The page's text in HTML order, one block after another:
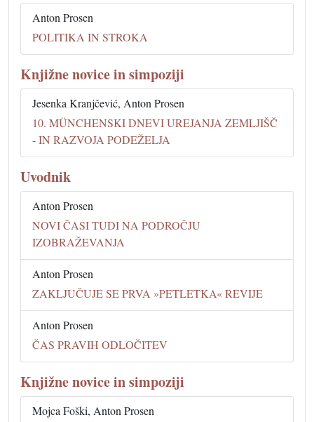
Anton Prosen
POLITIKA IN STROKA
Knjižne novice in simpoziji
Jesenka Kranjčević, Anton Prosen
10. MÜNCHENSKI DNEVI UREJANJA ZEMLJIŠČ
- IN RAZVOJA PODEŽELJA
Uvodnik
Anton Prosen
NOVI ČASI TUDI NA PODROČJU
IZOBRAŽEVANJA
Anton Prosen
ZAKLJUČUJE SE PRVA »PETLETKA« REVIJE
Anton Prosen
ČAS PRAVIH ODLOČITEV
Knjižne novice in simpoziji
Mojca Foški, Anton Prosen